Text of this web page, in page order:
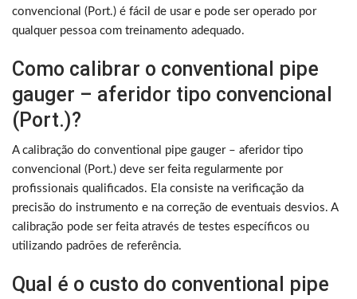
convencional (Port.) é fácil de usar e pode ser operado por
qualquer pessoa com treinamento adequado.
Como calibrar o conventional pipe
gauger – aferidor tipo convencional
(Port.)?
A calibração do conventional pipe gauger – aferidor tipo
convencional (Port.) deve ser feita regularmente por
profissionais qualificados. Ela consiste na verificação da
precisão do instrumento e na correção de eventuais desvios. A
calibração pode ser feita através de testes específicos ou
utilizando padrões de referência.
Qual é o custo do conventional pipe